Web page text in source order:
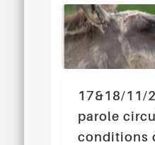
17&18/11/
parole
conditions